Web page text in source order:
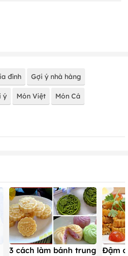
đình Gợi ý nhà hàng
ý Món Việt Món Cá
3 cách làm bánh trung
Đậm